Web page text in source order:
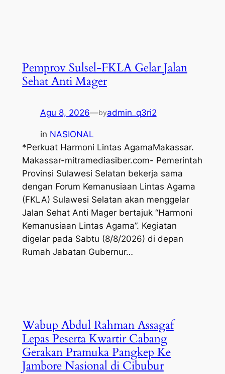
Pemprov Sulsel-FKLA Gelar Jalan
Sehat Anti Mager
Agu 8, 2026—byadmin_q3ri2
in NASIONAL
*Perkuat Harmoni Lintas AgamaMakassar.
Makassar-mitramediasiber.com- Pemerintah
Provinsi Sulawesi Selatan bekerja sama
dengan Forum Kemanusiaan Lintas Agama
(FKLA) Sulawesi Selatan akan menggelar
Jalan Sehat Anti Mager bertajuk “Harmoni
Kemanusiaan Lintas Agama”. Kegiatan
digelar pada Sabtu (8/8/2026) di depan
Rumah Jabatan Gubernur…
Wabup Abdul Rahman Assagaf
Lepas Peserta Kwartir Cabang
Gerakan Pramuka Pangkep Ke
Jambore Nasional di Cibubur